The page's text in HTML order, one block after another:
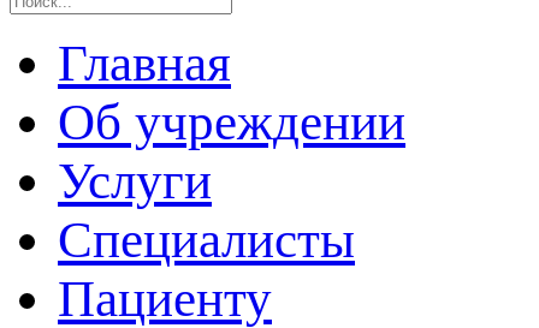
Главная
Об учреждении
Услуги
Специалисты
Пациенту